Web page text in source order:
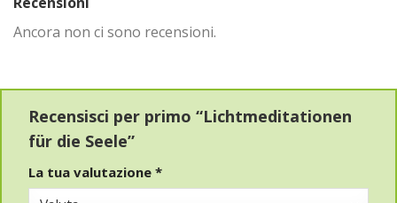
Ancora non ci sono recensioni.
Recensisci per primo “Lichtmeditationen
für die Seele”
La tua valutazione *